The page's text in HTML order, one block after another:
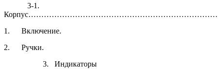
3-1.
1. Включение.
2. Ручки.
3. Индикаторы